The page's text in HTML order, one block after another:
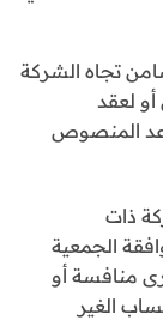
تجاه الشركة
أو لعقد
المنصوص
ذات
الجمعية
منافسة أو
الغير